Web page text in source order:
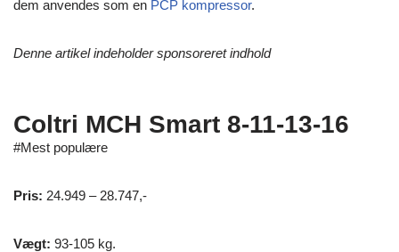
dem anvendes som en PCP kompressor.
Denne artikel indeholder sponsoreret indhold
Coltri MCH Smart 8-11-13-16
#Mest populære
Pris: 24.949 – 28.747,-
Vægt: 93-105 kg.